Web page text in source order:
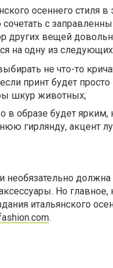
осеннего стиля
с
других вещей
на одну из
не что-то
принт будет
шкур животных;
в образе будет
гирлянду, акцент
необязательно
Но главное,
итальянского
.